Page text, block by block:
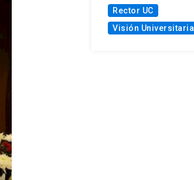
Rector UC
Visión Universitaria